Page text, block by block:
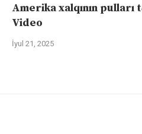
Amerika xalqının pulları
Video
İyul 21, 2025